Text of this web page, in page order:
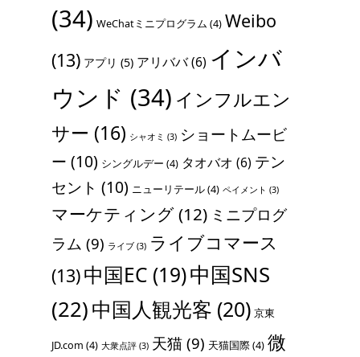
(34) WeChatミニプログラム (4) Weibo
(13) アプリ (5) アリババ(6) インバ
ウンド (34) インフルエン
サー (16) シャオミ (3) ショートムービ
ー (10) シングルデー (4) タオバオ (6) テン
セント (10) ニューリテール(4) ペイメント (3)
マーケティング(12) ミニプログ
ラム (9) ライブ (3) ライブコマース
(13)中国EC (19)中国SNS
(22)中国人観光客 (20) 京東
JD.com (4) 大衆点評 (3) 天猫 (9) 天猫国際(4) 微